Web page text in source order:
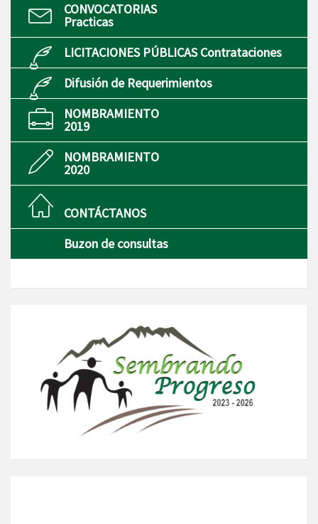
CONVOCATORIAS
Practicas
LICITACIONES PÚBLICAS Contrataciones
Difusión de Requerimientos
NOMBRAMIENTO
2019
NOMBRAMIENTO
2020
CONTÁCTANOS
Buzon de consultas